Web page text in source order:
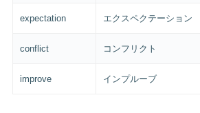
expectation エクスペクテーション
conflict コンフリクト
improve インプルーブ